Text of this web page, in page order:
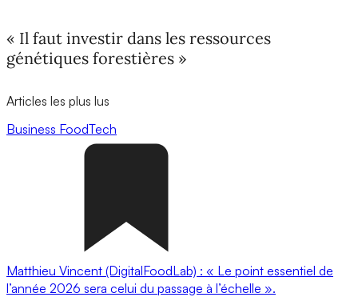
« Il faut investir dans les ressources
génétiques forestières »
Articles les plus lus
Business FoodTech
Matthieu Vincent (DigitalFoodLab) : « Le point essentiel de
l’année 2026 sera celui du passage à l’échelle ».